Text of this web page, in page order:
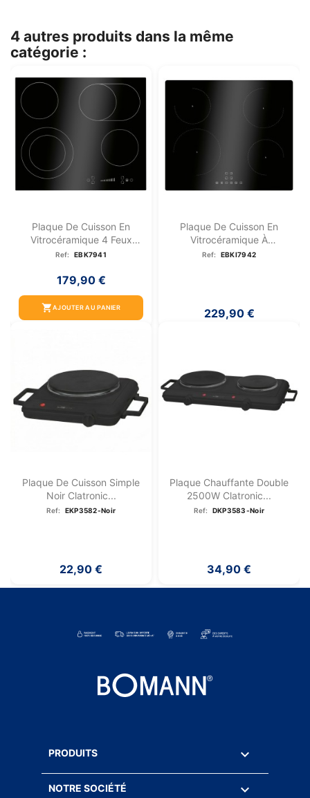
4 autres produits dans la même
catégorie :
Plaque De Cuisson En
Vitrocéramique 4 Feux
Avec...
Ref: EBK7941
179,90 €
shopping_cartAJOUTER AU PANIER
Plaque De Cuisson En
Vitrocéramique À
Induction...
Ref: EBKI7942
229,90 €
Plaque De Cuisson Simple
Noir Clatronic...
Ref: EKP3582-Noir
22,90 €
Plaque Chauffante Double
2500W Clatronic...
Ref: DKP3583-Noir
34,90 €
PRODUITS 
NOTRE SOCIÉTÉ 